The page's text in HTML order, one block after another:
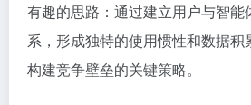
有趣的思路：通过建立用户与智能
系，形成独特的使用惯性和数据
构建竞争壁垒的关键策略。